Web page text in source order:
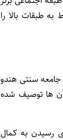
مربوط به طبقات بالا را
جامعه سنتی هندو
آن ها توصیف شده
رسیدن به کمال